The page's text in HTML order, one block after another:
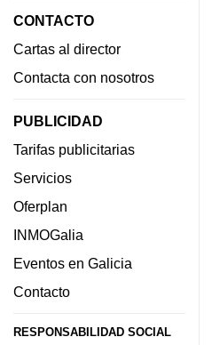
CONTACTO
Cartas al director
Contacta con nosotros
PUBLICIDAD
Tarifas publicitarias
Servicios
Oferplan
INMOGalia
Eventos en Galicia
Contacto
RESPONSABILIDAD SOCIAL